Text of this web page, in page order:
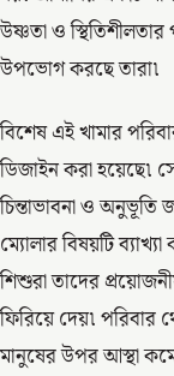
উষ্ণতা ও স্থিতিশীলতার
উপভোগ করছে তারা৷
বিশেষ এই খামার
ডিজাইন করা হয়েছে৷
চিন্তাভাবনা ও অনুভূতি
ম্যোলার বিষয়টি
শিশুরা তাদের
ফিরিয়ে দেয়৷
মানুষের উপর আস্থা